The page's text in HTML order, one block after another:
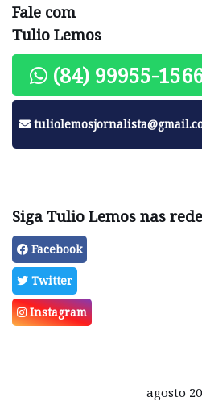
Fale com
Tulio Lemos
(84) 99955-
Siga Tulio Lemos nas
Facebook
Twitter
Instagram
agosto